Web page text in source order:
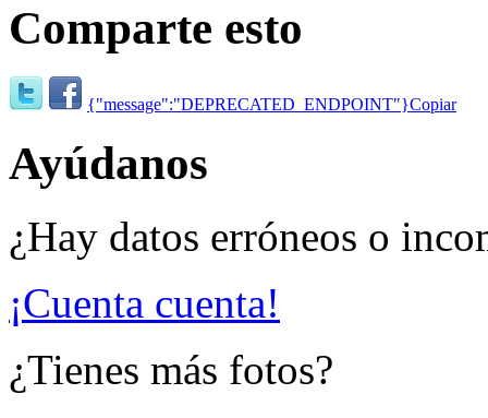
Comparte esto
{"message":"DEPRECATED_ENDPOINT"}Copiar
Ayúdanos
¿Hay datos erróneos o
¡Cuenta cuenta!
¿Tienes más fotos?